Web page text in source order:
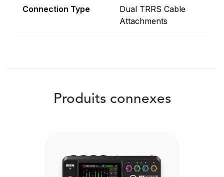
Connection Type
Dual TRRS Cable
Attachments
Produits connexes